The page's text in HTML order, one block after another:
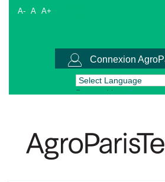
A- A A+
Connexion
Powered by